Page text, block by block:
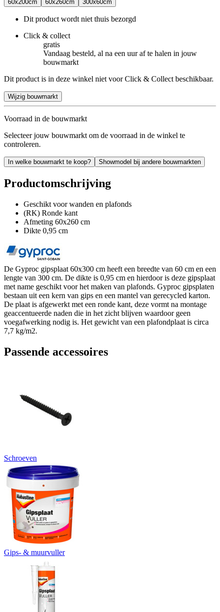
60x200cm 60x260cm 300x60cm
Dit product wordt niet thuis bezorgd
Click & collect
gratis
Vandaag besteld, al na een uur af te halen in jouw
bouwmarkt
Dit product is in deze winkel niet voor Click & Collect beschikbaar.
Wijzig bouwmarkt
Voorraad in de bouwmarkt
Selecteer jouw bouwmarkt om de voorraad in de winkel te
controleren.
In welke bouwmarkt te koop? Showmodel bij andere bouwmarkten
Productomschrijving
Geschikt voor wanden en plafonds
(RK) Ronde kant
Afmeting 60x260 cm
Dikte 0,95 cm
De Gyproc gipsplaat 60x300 cm heeft een breedte van 60 cm en een
lengte van 300 cm. De dikte is 0,95 cm en hierdoor is deze gipsplaat
met name geschikt voor het maken van plafonds. Gyproc gipsplaten
bestaan uit een kern van gips en een mantel van gerecycled karton.
De plaat is afgewerkt met een ronde kant, deze vormt na montage
geaccentueerde naden die in het zicht blijven waardoor geen
voegafwerking nodig is. Het gewicht van een plafondplaat is circa
7,7 kg/m2.
Passende accessoires
Schroeven
Gips- & muurvuller